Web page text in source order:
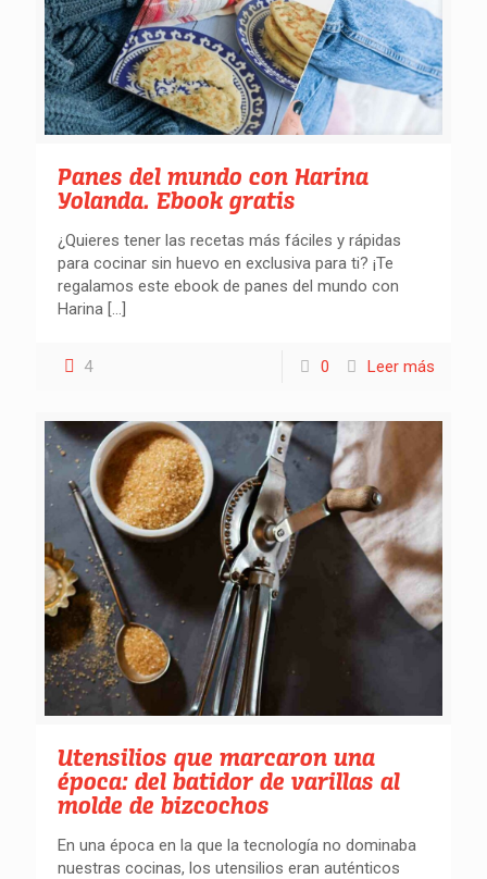
Panes del mundo con Harina
Yolanda. Ebook gratis
¿Quieres tener las recetas más fáciles y rápidas
para cocinar sin huevo en exclusiva para ti? ¡Te
regalamos este ebook de panes del mundo con
Harina […]
4 0 Leer más
Utensilios que marcaron una
época: del batidor de varillas al
molde de bizcochos
En una época en la que la tecnología no dominaba
nuestras cocinas, los utensilios eran auténticos